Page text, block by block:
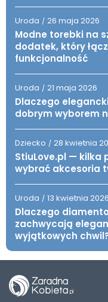
Uroda / 26 maja 2026
Modne torebki na
dodatek, który
funkcjonalność
Uroda / 21 maja 2026
Dlaczego
dobrym wyborem
Dziecko / 28 kwietnia
StiuLove.pl — kilka
wybrać akcesoria
Uroda / 13 kwietnia 2026
Dlaczego
zachwycają
wyjątkowych